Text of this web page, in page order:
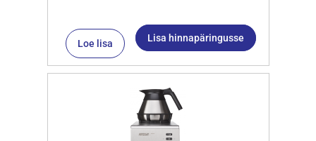
Loe lisa Lisa hinnapäringusse